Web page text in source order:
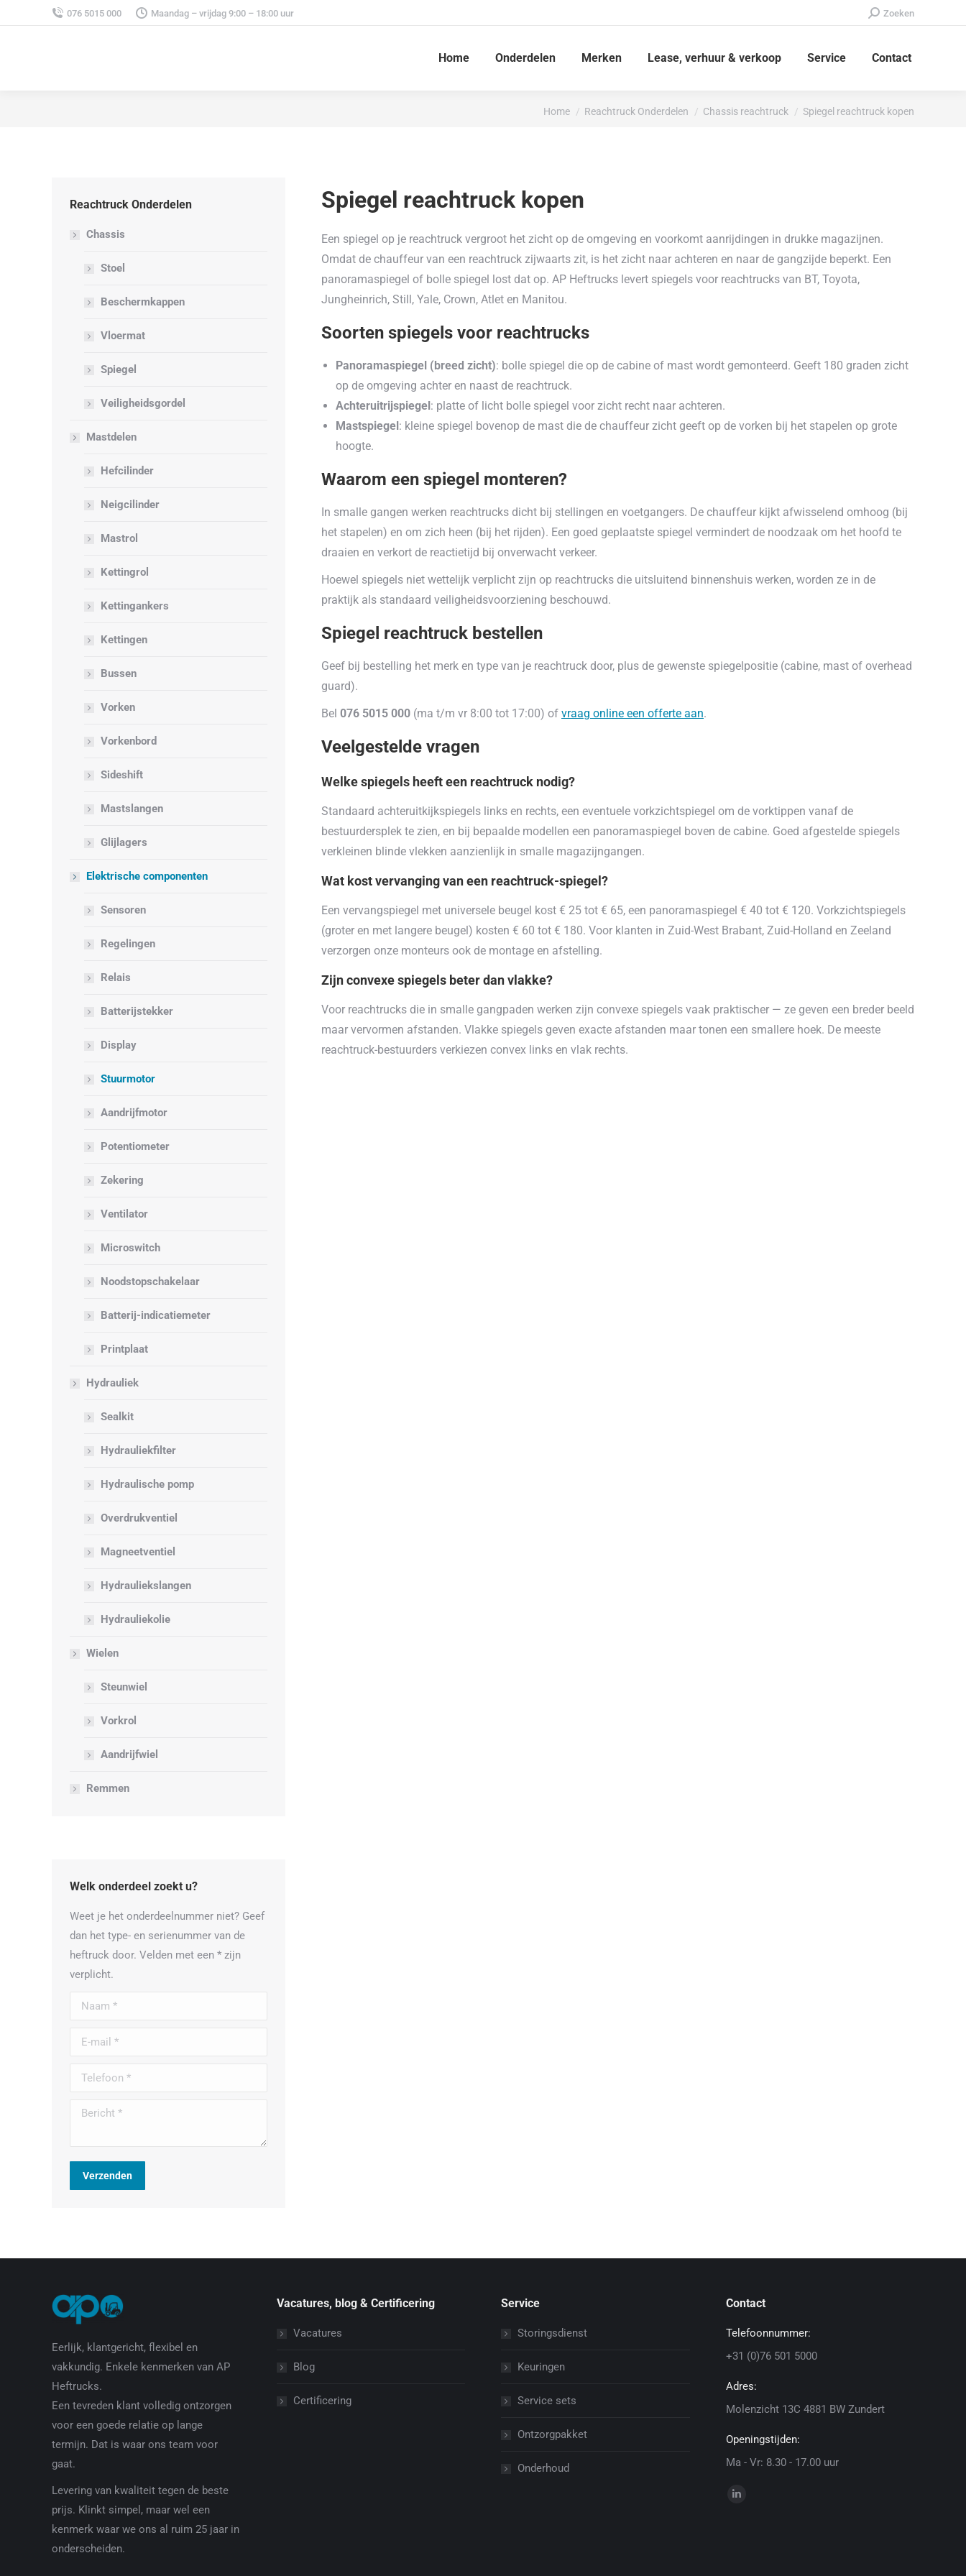
076 5015 000 Maandag – vrijdag 9:00 – 18:00 uur Zoeken:
Zoeken
Home Onderdelen Merken Lease, verhuur & verkoop Service Contact
Je bent hier:
Home Reachtruck Onderdelen Chassis reachtruck Spiegel reachtruck kopen
Spiegel reachtruck kopen
Een spiegel op je reachtruck vergroot het zicht op de omgeving en voorkomt aanrijdingen in drukke magazijnen.
Omdat de chauffeur van een reachtruck zijwaarts zit, is het zicht naar achteren en naar de gangzijde beperkt. Een
panoramaspiegel of bolle spiegel lost dat op. AP Heftrucks levert spiegels voor reachtrucks van BT, Toyota,
Jungheinrich, Still, Yale, Crown, Atlet en Manitou.
Soorten spiegels voor reachtrucks
Panoramaspiegel (breed zicht): bolle spiegel die op de cabine of mast wordt gemonteerd. Geeft 180 graden zicht
op de omgeving achter en naast de reachtruck.
Achteruitrijspiegel: platte of licht bolle spiegel voor zicht recht naar achteren.
Mastspiegel: kleine spiegel bovenop de mast die de chauffeur zicht geeft op de vorken bij het stapelen op grote
hoogte.
Waarom een spiegel monteren?
In smalle gangen werken reachtrucks dicht bij stellingen en voetgangers. De chauffeur kijkt afwisselend omhoog (bij
het stapelen) en om zich heen (bij het rijden). Een goed geplaatste spiegel vermindert de noodzaak om het hoofd te
draaien en verkort de reactietijd bij onverwacht verkeer.
Hoewel spiegels niet wettelijk verplicht zijn op reachtrucks die uitsluitend binnenshuis werken, worden ze in de
praktijk als standaard veiligheidsvoorziening beschouwd.
Spiegel reachtruck bestellen
Geef bij bestelling het merk en type van je reachtruck door, plus de gewenste spiegelpositie (cabine, mast of overhead
guard).
Bel 076 5015 000 (ma t/m vr 8:00 tot 17:00) of vraag online een offerte aan.
Veelgestelde vragen
Welke spiegels heeft een reachtruck nodig?
Standaard achteruitkijkspiegels links en rechts, een eventuele vorkzichtspiegel om de vorktippen vanaf de
bestuurdersplek te zien, en bij bepaalde modellen een panoramaspiegel boven de cabine. Goed afgestelde spiegels
verkleinen blinde vlekken aanzienlijk in smalle magazijngangen.
Wat kost vervanging van een reachtruck-spiegel?
Een vervangspiegel met universele beugel kost € 25 tot € 65, een panoramaspiegel € 40 tot € 120. Vorkzichtspiegels
(groter en met langere beugel) kosten € 60 tot € 180. Voor klanten in Zuid-West Brabant, Zuid-Holland en Zeeland
verzorgen onze monteurs ook de montage en afstelling.
Zijn convexe spiegels beter dan vlakke?
Voor reachtrucks die in smalle gangpaden werken zijn convexe spiegels vaak praktischer — ze geven een breder beeld
maar vervormen afstanden. Vlakke spiegels geven exacte afstanden maar tonen een smallere hoek. De meeste
reachtruck-bestuurders verkiezen convex links en vlak rechts.
Reachtruck Onderdelen
Chassis
Stoel
Beschermkappen
Vloermat
Spiegel
Veiligheidsgordel
Mastdelen
Hefcilinder
Neigcilinder
Mastrol
Kettingrol
Kettingankers
Kettingen
Bussen
Vorken
Vorkenbord
Sideshift
Mastslangen
Glijlagers
Elektrische componenten
Sensoren
Regelingen
Relais
Batterijstekker
Display
Stuurmotor
Aandrijfmotor
Potentiometer
Zekering
Ventilator
Microswitch
Noodstopschakelaar
Batterij-indicatiemeter
Printplaat
Hydrauliek
Sealkit
Hydrauliekfilter
Hydraulische pomp
Overdrukventiel
Magneetventiel
Hydrauliekslangen
Hydrauliekolie
Wielen
Steunwiel
Vorkrol
Aandrijfwiel
Remmen
Welk onderdeel zoekt u?
Weet je het onderdeelnummer niet? Geef
dan het type- en serienummer van de
heftruck door. Velden met een * zijn
verplicht.
Naam *
E-mail *
Telefoon *
Bericht *
Verzenden
Eerlijk, klantgericht, flexibel en
vakkundig. Enkele kenmerken van AP
Heftrucks.
Een tevreden klant volledig ontzorgen
voor een goede relatie op lange
termijn. Dat is waar ons team voor
gaat.
Levering van kwaliteit tegen de beste
prijs. Klinkt simpel, maar wel een
kenmerk waar we ons al ruim 25 jaar in
onderscheiden.
Vacatures, blog & Certificering
Vacatures
Blog
Certificering
Service
Storingsdienst
Keuringen
Service sets
Ontzorgpakket
Onderhoud
Contact
Telefoonnummer:
+31 (0)76 501 5000
Adres:
Molenzicht 13C 4881 BW Zundert
Openingstijden:
Ma - Vr: 8.30 - 17.00 uur
Vind ons op: